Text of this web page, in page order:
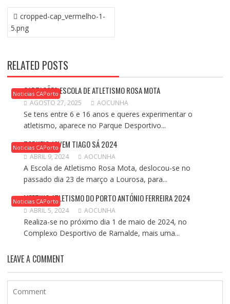
NAVEGAÇÃO
DE
ARTIGOS
cropped-cap_vermelho-1-
5.png
RELATED POSTS
Noticias CAPorto
CAPTAÇÕES ESCOLA DE ATLETISMO ROSA MOTA
AGOSTO 27, 2025 AOCUNHA
Se tens entre 6 e 16 anos e queres experimentar o
atletismo, aparece no Parque Desportivo...
Noticias CAPorto
TORNEIO JOVEM TIAGO SÁ 2024
ABRIL 9, 2024 AOCUNHA
A Escola de Atletismo Rosa Mota, deslocou-se no
passado dia 23 de março a Lourosa, para...
Noticias CAPorto
MEETING ATLETISMO DO PORTO ANTÓNIO FERREIRA 2024
ABRIL 5, 2024 AOCUNHA
Realiza-se no próximo dia 1 de maio de 2024, no
Complexo Desportivo de Ramalde, mais uma...
LEAVE A COMMENT